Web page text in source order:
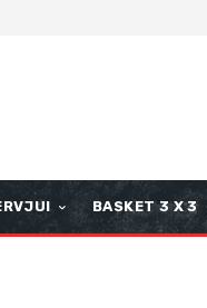
BASKET 3 X 3